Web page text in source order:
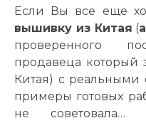
Если Вы все еще
вышивку из Китая (
проверенного
продавеца который
Китая) с реальными
примеры готовых
не